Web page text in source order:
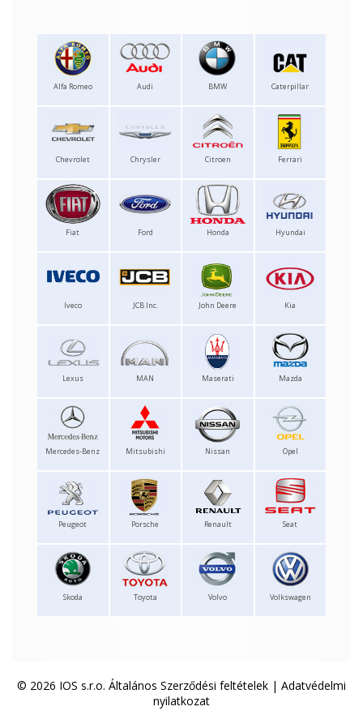
Alfa Romeo Audi BMW Caterpillar
Chevrolet Chrysler Citroen Ferrari
Fiat Ford Honda Hyundai
Iveco JCB Inc. John Deere Kia
Lexus MAN Maserati Mazda
Mercedes-Benz Mitsubishi Nissan Opel
Peugeot Porsche Renault Seat
Skoda Toyota Volvo Volkswagen
© 2026 IOS s.r.o. Általános Szerződési feltételek | Adatvédelmi
nyilatkozat